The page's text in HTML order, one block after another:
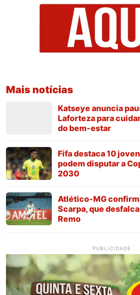
Mais notícias
Katseye anuncia
Laforteza para
do bem-estar
Fifa destaca 10
podem disputar a
2030
Atlético-MG
Scarpa, que
Remo
PUBLICIDADE